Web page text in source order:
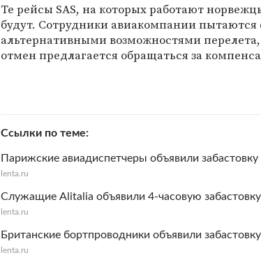
Те рейсы SAS, на которых работают
будут. Сотрудники авиакомпании пытаются
альтернативными возможностями
отмен предлагается обращаться за
Ссылки по теме
Парижские авиадиспетчеры объявили забастовку
lenta.ru
Служащие Alitalia объявили 4-часовую забастовку
lenta.ru
Британские бортпроводники объявили забастовку
lenta.ru